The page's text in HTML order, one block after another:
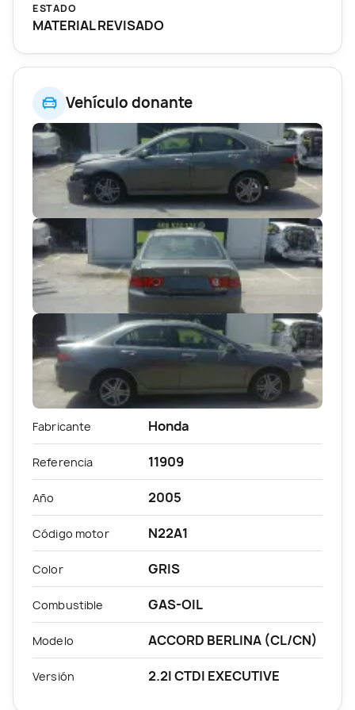
Vehículo donante
Fabricante Honda
Referencia 11909
Año 2005
Código motor N22A1
Color GRIS
Combustible GAS-OIL
Modelo ACCORD BERLINA (CL/CN)
Versión 2.2I CTDI EXECUTIVE
ESTADO
MATERIAL REVISADO